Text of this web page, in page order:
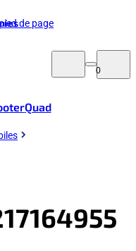
de page
0
Quad